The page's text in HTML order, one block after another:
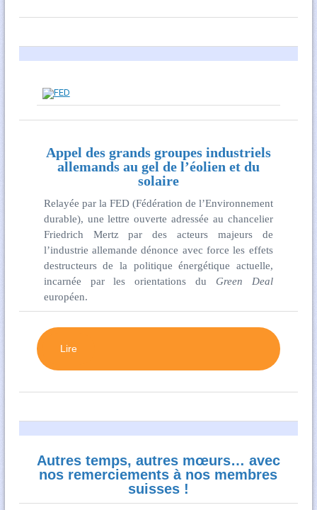
Appel des grands groupes industriels
allemands au gel de l’éolien et du
solaire
Relayée par la FED (Fédération de l’Environnement
durable), une lettre ouverte adressée au chancelier
Friedrich Mertz par des acteurs majeurs de
l’industrie allemande dénonce avec force les effets
destructeurs de la politique énergétique actuelle,
incarnée par les orientations du Green Deal
européen.
Lire
Autres temps, autres mœurs… avec
nos remerciements à nos membres
suisses !